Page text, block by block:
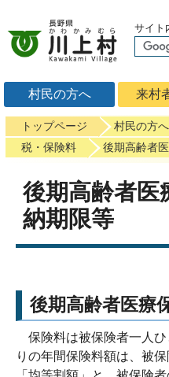
村民の方へ 来村
サイト
トップページ 村民の方へ
税・保険料
後期高齢者
後期高齢者
納期限等
後期高齢者医療
保険料は被保険者一人ひ
りの年間保険料額は、被